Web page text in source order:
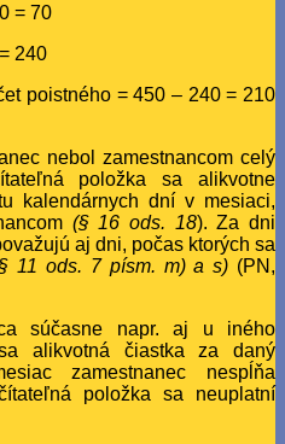
= 70
240
poistného = 450 – 240 = 210
nebol zamestnancom celý
položka sa alikvotne
kalendárnych dní v mesiaci,
(§ 16 ods. 18). Za dni
aj dni, počas ktorých sa
11 ods. 7 písm. m) a s) (PN,
súčasne napr. aj u iného
alikvotná čiastka za daný
zamestnanec nespĺňa
položka sa neuplatní